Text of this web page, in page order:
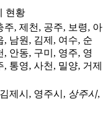
현황
주, 제천, 공주, 보령, 아
, 남원, 김제, 여수, 순
, 안동, 구미, 영주, 영
통영, 사천, 밀양, 거제
제시, 영주시, 상주시,